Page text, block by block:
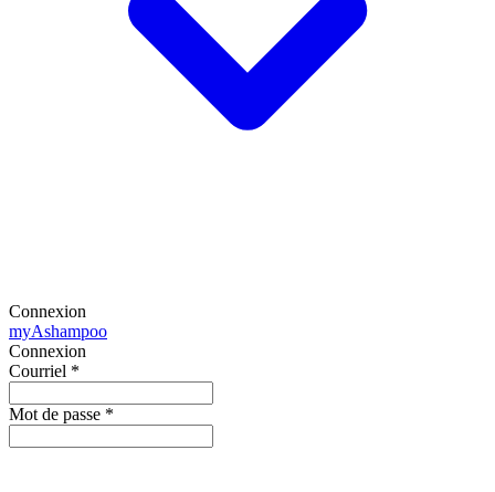
Connexion
myAshampoo
Connexion
Courriel *
Mot de passe *